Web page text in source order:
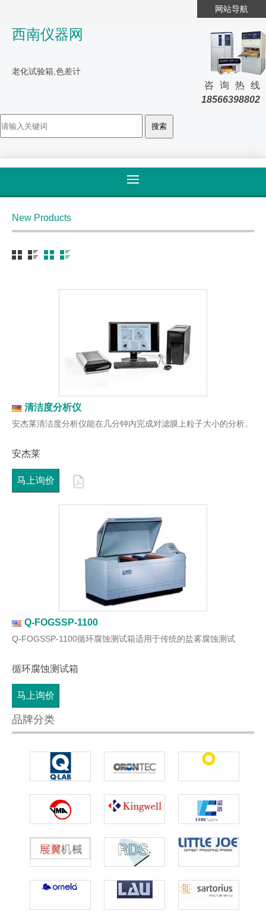
网站导航
西南仪器网
老化试验箱,色差计
咨询热线
18566398802
New Products
清洁度分析仪
安杰莱清洁度分析仪能在几分钟内完成对滤膜上粒子大小的分析。
安杰莱
马上询价
Q-FOGSSP-1100
Q-FOGSSP-1100循环腐蚀测试箱适用于传统的盐雾腐蚀测试
循环腐蚀测试箱
马上询价
品牌分类